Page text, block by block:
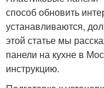
способ обновить
устанавливаются,
этой статье мы
панели на кухне в
инструкцию.